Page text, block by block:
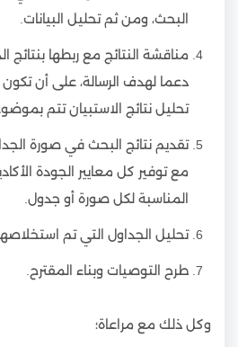
البحث، ومن ثم تحليل البيانات.
مناقشة النتائج مع ربطها بنتائج
دعما لهدف الرسالة، على أن تكون
تحليل نتائج الاستبيان تتم
تقديم نتائج البحث في صورة
مع توفير كل معايير الجودة
المناسبة لكل صورة أو جدول.
تحليل الجداول التي تم
طرح التوصيات وبناء المقترح.
وكل ذلك مع مراعاة؛